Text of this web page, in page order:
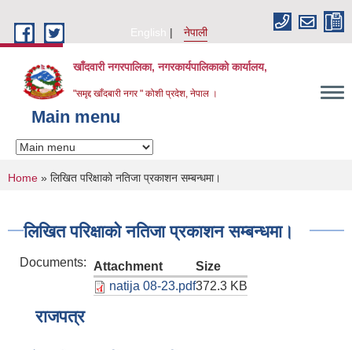
English
नेपाली
खाँदवारी नगरपालिका, नगरकार्यपालिकाको कार्यालय,
"समृद्द खाँदबारी नगर " कोशी प्रदेश, नेपाल ।
Main menu
You are here
Home » लिखित परिक्षाको नतिजा प्रकाशन सम्बन्धमा।
लिखित परिक्षाको नतिजा प्रकाशन सम्बन्धमा।
Documents: Attachment
Size
natija 08-23.pdf372.3 KB
राजपत्र